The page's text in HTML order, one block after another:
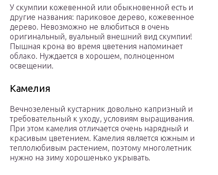
У скумпии кожевенной или обыкновенной есть и
другие названия: париковое дерево, кожевенное
дерево. Невозможно не влюбиться в очень
оригинальный, вуальный внешний вид скумпии!
Пышная крона во время цветения напоминает
облако. Нуждается в хорошем, полноценном
освещении.
Камелия
Вечнозеленый кустарник довольно капризный и
требовательный к уходу, условиям выращивания.
При этом камелия отличается очень нарядный и
красивым цветением. Камелия является южным и
теплолюбивым растением, поэтому многолетник
нужно на зиму хорошенько укрывать.